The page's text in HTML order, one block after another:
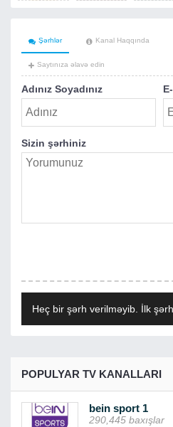
Şərhlər Kanal Haqqında
Saytınıza əlavə edin
Adınız Soyadınız
Sizin şərhiniz
Heç bir şərh verilməyib. İlk
POPULYAR TV KANALLARI
bein sport 1
290,445 baxışlar